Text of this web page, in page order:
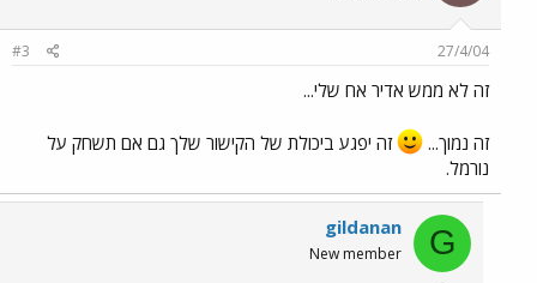
27/4/04
#3
זה לא ממש אדיר אח שלי...
זה נמוך...
זה יפגע ביכולת של הקישור שלך גם אם תשחק על
נורמל.
G
gildanan
New member